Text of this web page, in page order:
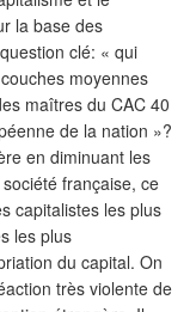
la base des
clé: « qui
moyennes
maîtres du CAC 40
de la nation »?
en diminuant les
française, ce
capitalistes les plus
les plus
du capital. On
très violente de